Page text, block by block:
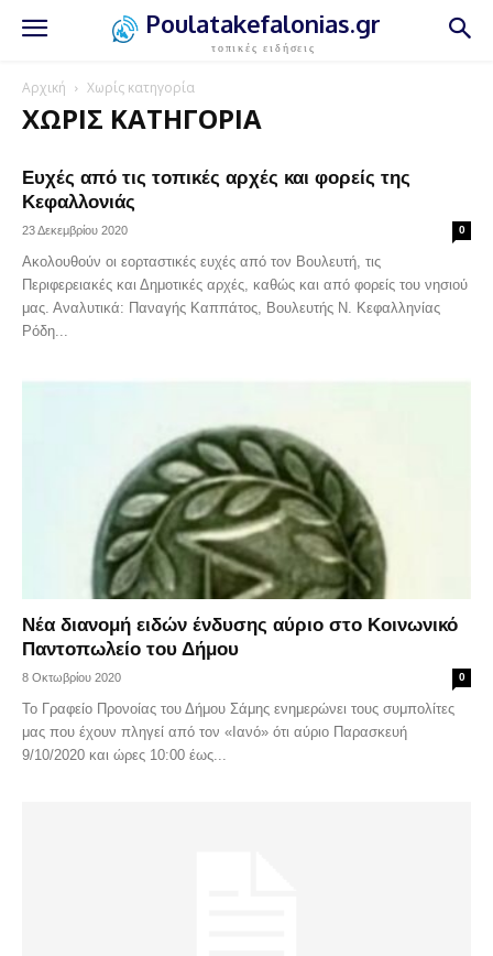
Poulatakefalonias.gr
τοπικές ειδήσεις
Αρχική Χωρίς κατηγορία
ΧΩΡΊΣ ΚΑΤΗΓΟΡΊΑ
Ευχές από τις τοπικές αρχές και φορείς της
Κεφαλλονιάς
23 Δεκεμβρίου 2020 0
Ακολουθούν οι εορταστικές ευχές από τον Βουλευτή, τις
Περιφερειακές και Δημοτικές αρχές, καθώς και από φορείς του νησιού
μας. Αναλυτικά: Παναγής Καππάτος, Βουλευτής Ν. Κεφαλληνίας
Ρόδη...
Νέα διανομή ειδών ένδυσης αύριο στο Κοινωνικό
Παντοπωλείο του Δήμου
8 Οκτωβρίου 2020 0
Το Γραφείο Προνοίας του Δήμου Σάμης ενημερώνει τους συμπολίτες
μας που έχουν πληγεί από τον «Ιανό» ότι αύριο Παρασκευή
9/10/2020 και ώρες 10:00 έως...